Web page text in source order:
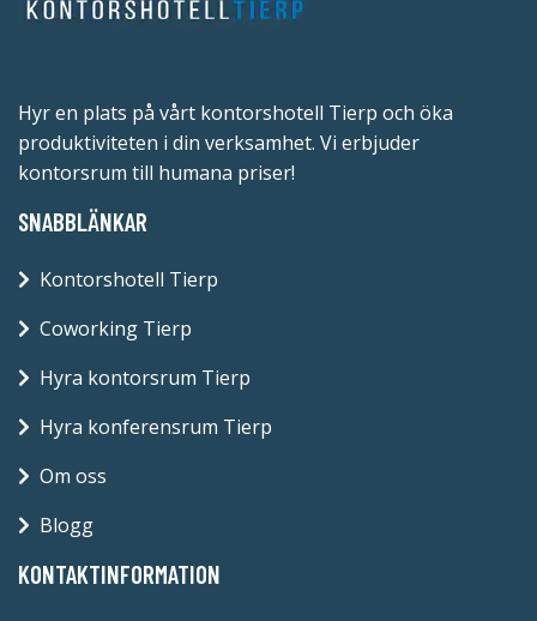
Hyr en plats på vårt kontorshotell Tierp och öka
produktiviteten i din verksamhet. Vi erbjuder
kontorsrum till humana priser!
SNABBLÄNKAR
Kontorshotell Tierp
Coworking Tierp
Hyra kontorsrum Tierp
Hyra konferensrum Tierp
Om oss
Blogg
KONTAKTINFORMATION